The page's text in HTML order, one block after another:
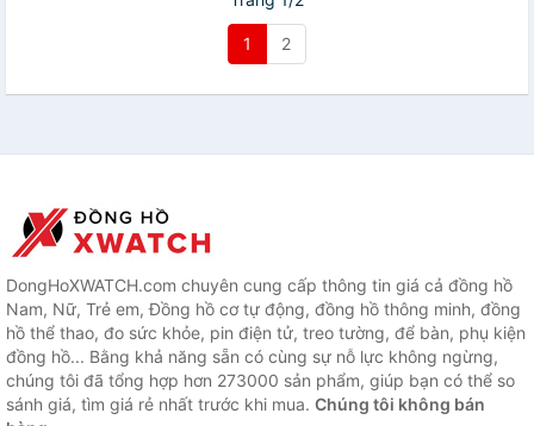
1 2
DongHoXWATCH.com chuyên cung cấp thông tin giá cả đồng hồ
Nam, Nữ, Trẻ em, Đồng hồ cơ tự động, đồng hồ thông minh, đồng
hồ thể thao, đo sức khỏe, pin điện tử, treo tường, để bàn, phụ kiện
đồng hồ... Bằng khả năng sẵn có cùng sự nỗ lực không ngừng,
chúng tôi đã tổng hợp hơn 273000 sản phẩm, giúp bạn có thể so
sánh giá, tìm giá rẻ nhất trước khi mua. Chúng tôi không bán